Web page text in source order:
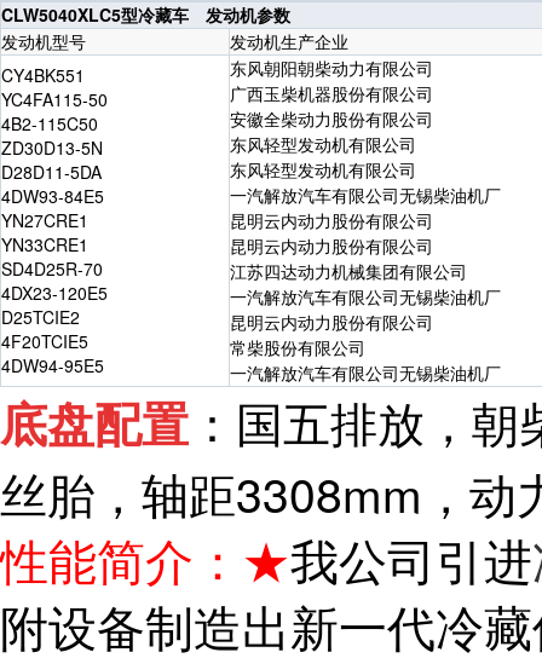
CLW5040XLC5型冷藏车 发动机参数
发动机型号
发动机生产企业
CY4BK551
YC4FA115-50
4B2-115C50
ZD30D13-5N
D28D11-5DA
4DW93-84E5
YN27CRE1
YN33CRE1
SD4D25R-70
4DX23-120E5
D25TCIE2
4F20TCIE5
4DW94-95E5
东风朝阳朝柴动力有限公司
广西玉柴机器股份有限公司
安徽全柴动力股份有限公司
东风轻型发动机有限公司
东风轻型发动机有限公司
一汽解放汽车有限公司无锡柴油机厂
昆明云内动力股份有限公司
昆明云内动力股份有限公司
江苏四达动力机械集团有限公司
一汽解放汽车有限公司无锡柴油机厂
昆明云内动力股份有限公司
常柴股份有限公司
一汽解放汽车有限公司无锡柴油机厂
底盘配置 ： 国五排放，朝
丝胎，轴距3308mm，动
性能简介：★我公司引进
附设备制造出新一代冷